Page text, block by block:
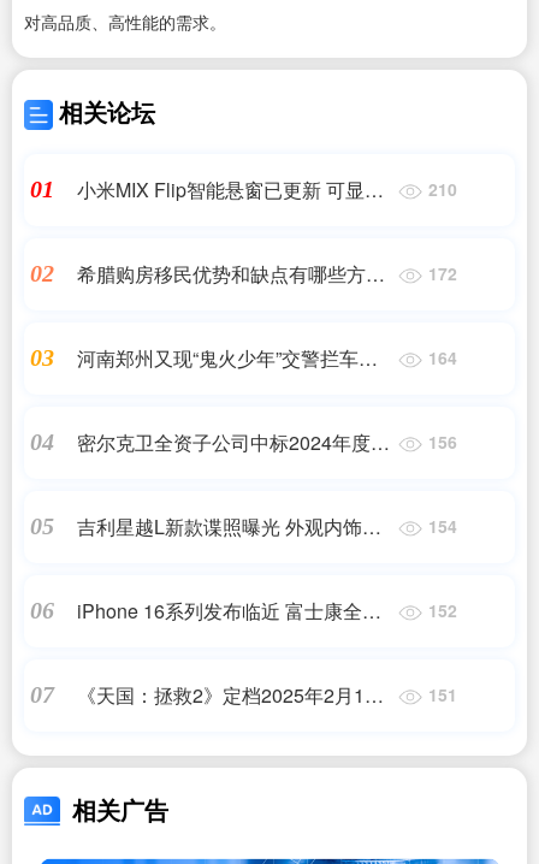
对高品质、高性能的需求。
相关论坛
01
小米MIX Flip智能悬窗已更新 可显示
210
02
希腊购房移民优势和缺点有哪些方面|
172
03
河南郑州又现“鬼火少年”交警拦车被
164
04
密尔克卫全资子公司中标2024年度佐
156
05
吉利星越L新款谍照曝光 外观内饰变
154
06
iPhone 16系列发布临近 富士康全力
152
07
《天国：拯救2》定档2025年2月11
151
相关广告